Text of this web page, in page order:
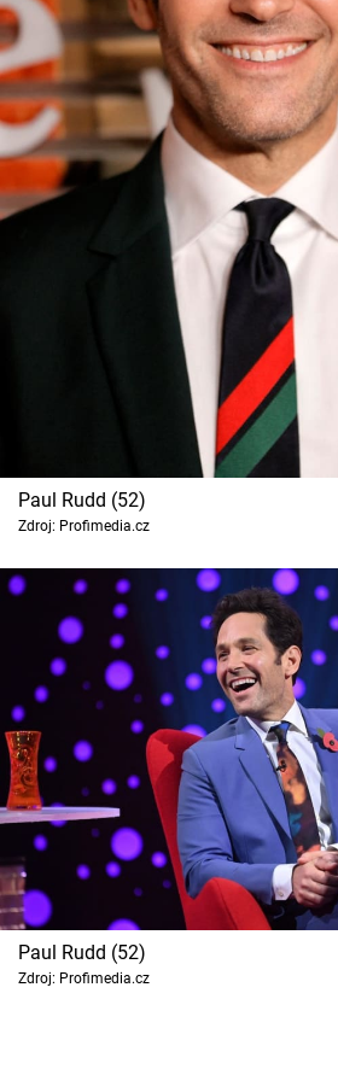
Paul Rudd (52)
Zdroj: Profimedia.cz
Paul Rudd (52)
Zdroj: Profimedia.cz